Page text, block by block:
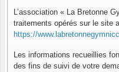
L’association « La Bretonne
traitements opérés sur le site
https://
Les informations recueillies
des fins de suivi de votre